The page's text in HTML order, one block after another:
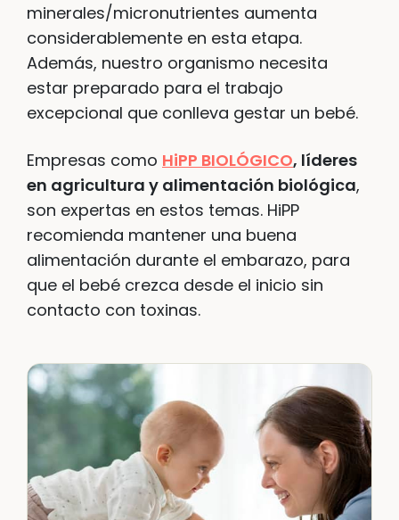
minerales/micronutrientes aumenta
considerablemente en esta etapa.
Además, nuestro organismo necesita
estar preparado para el trabajo
excepcional que conlleva gestar un bebé.
Empresas como HiPP BIOLÓGICO, líderes
en agricultura y alimentación biológica,
son expertas en estos temas. HiPP
recomienda mantener una buena
alimentación durante el embarazo, para
que el bebé crezca desde el inicio sin
contacto con toxinas.